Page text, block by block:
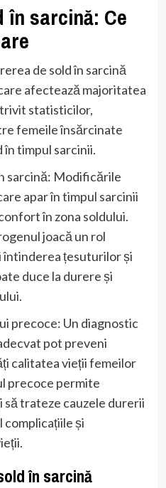
în sarcină: Ce
de sold în sarcină
afectează majoritatea
statisticilor,
femeile însărcinate
în timpul sarcinii.
sarcină: Modificările
apar în timpul sarcinii
în zona soldului.
joacă un rol
întinderea țesuturilor și
duce la durere și
precoce: Un diagnostic
pot preveni
calitatea vieții femeilor
precoce permite
trateze cauzele durerii
complicațiile și
în sarcină